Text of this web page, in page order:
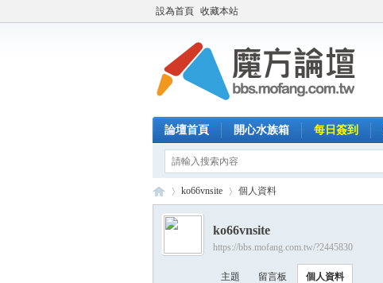
設為首頁 收藏本站
論壇首頁 開心水族箱 每日簽到
›
ko66vnsite 個人資料
ko66vnsite
https://bbs.mofang.com.tw/?2445830
主題 留言板 個人資料